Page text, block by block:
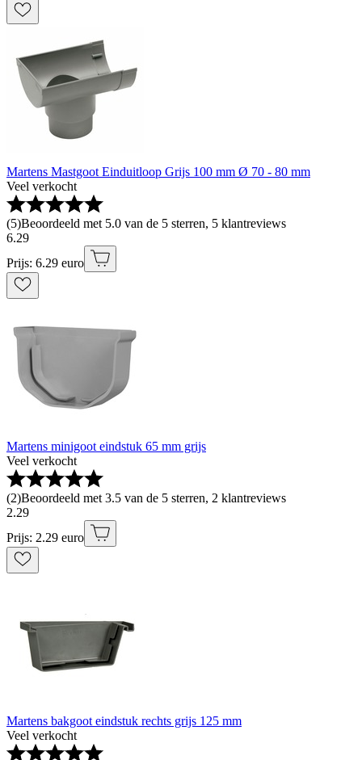
Martens Mastgoot Einduitloop Grijs 100 mm Ø 70 - 80 mm
Veel verkocht
(5)Beoordeeld met 5.0 van de 5 sterren, 5 klantreviews
6.29
Prijs: 6.29 euro
Martens minigoot eindstuk 65 mm grijs
Veel verkocht
(2)Beoordeeld met 3.5 van de 5 sterren, 2 klantreviews
2.29
Prijs: 2.29 euro
Martens bakgoot eindstuk rechts grijs 125 mm
Veel verkocht